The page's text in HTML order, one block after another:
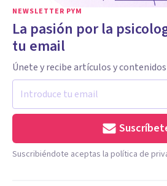
NEWSLETTER PYM
La pasión por la
tu email
Únete y recibe artículos y
Suscribiéndote aceptas la política de